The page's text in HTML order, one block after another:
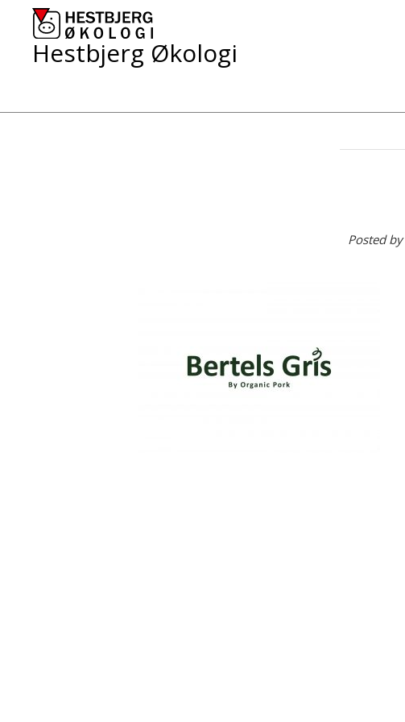
contentHestbjerg Økologi
Posted by